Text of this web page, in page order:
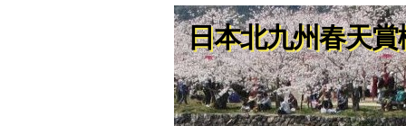
日本北九州春天